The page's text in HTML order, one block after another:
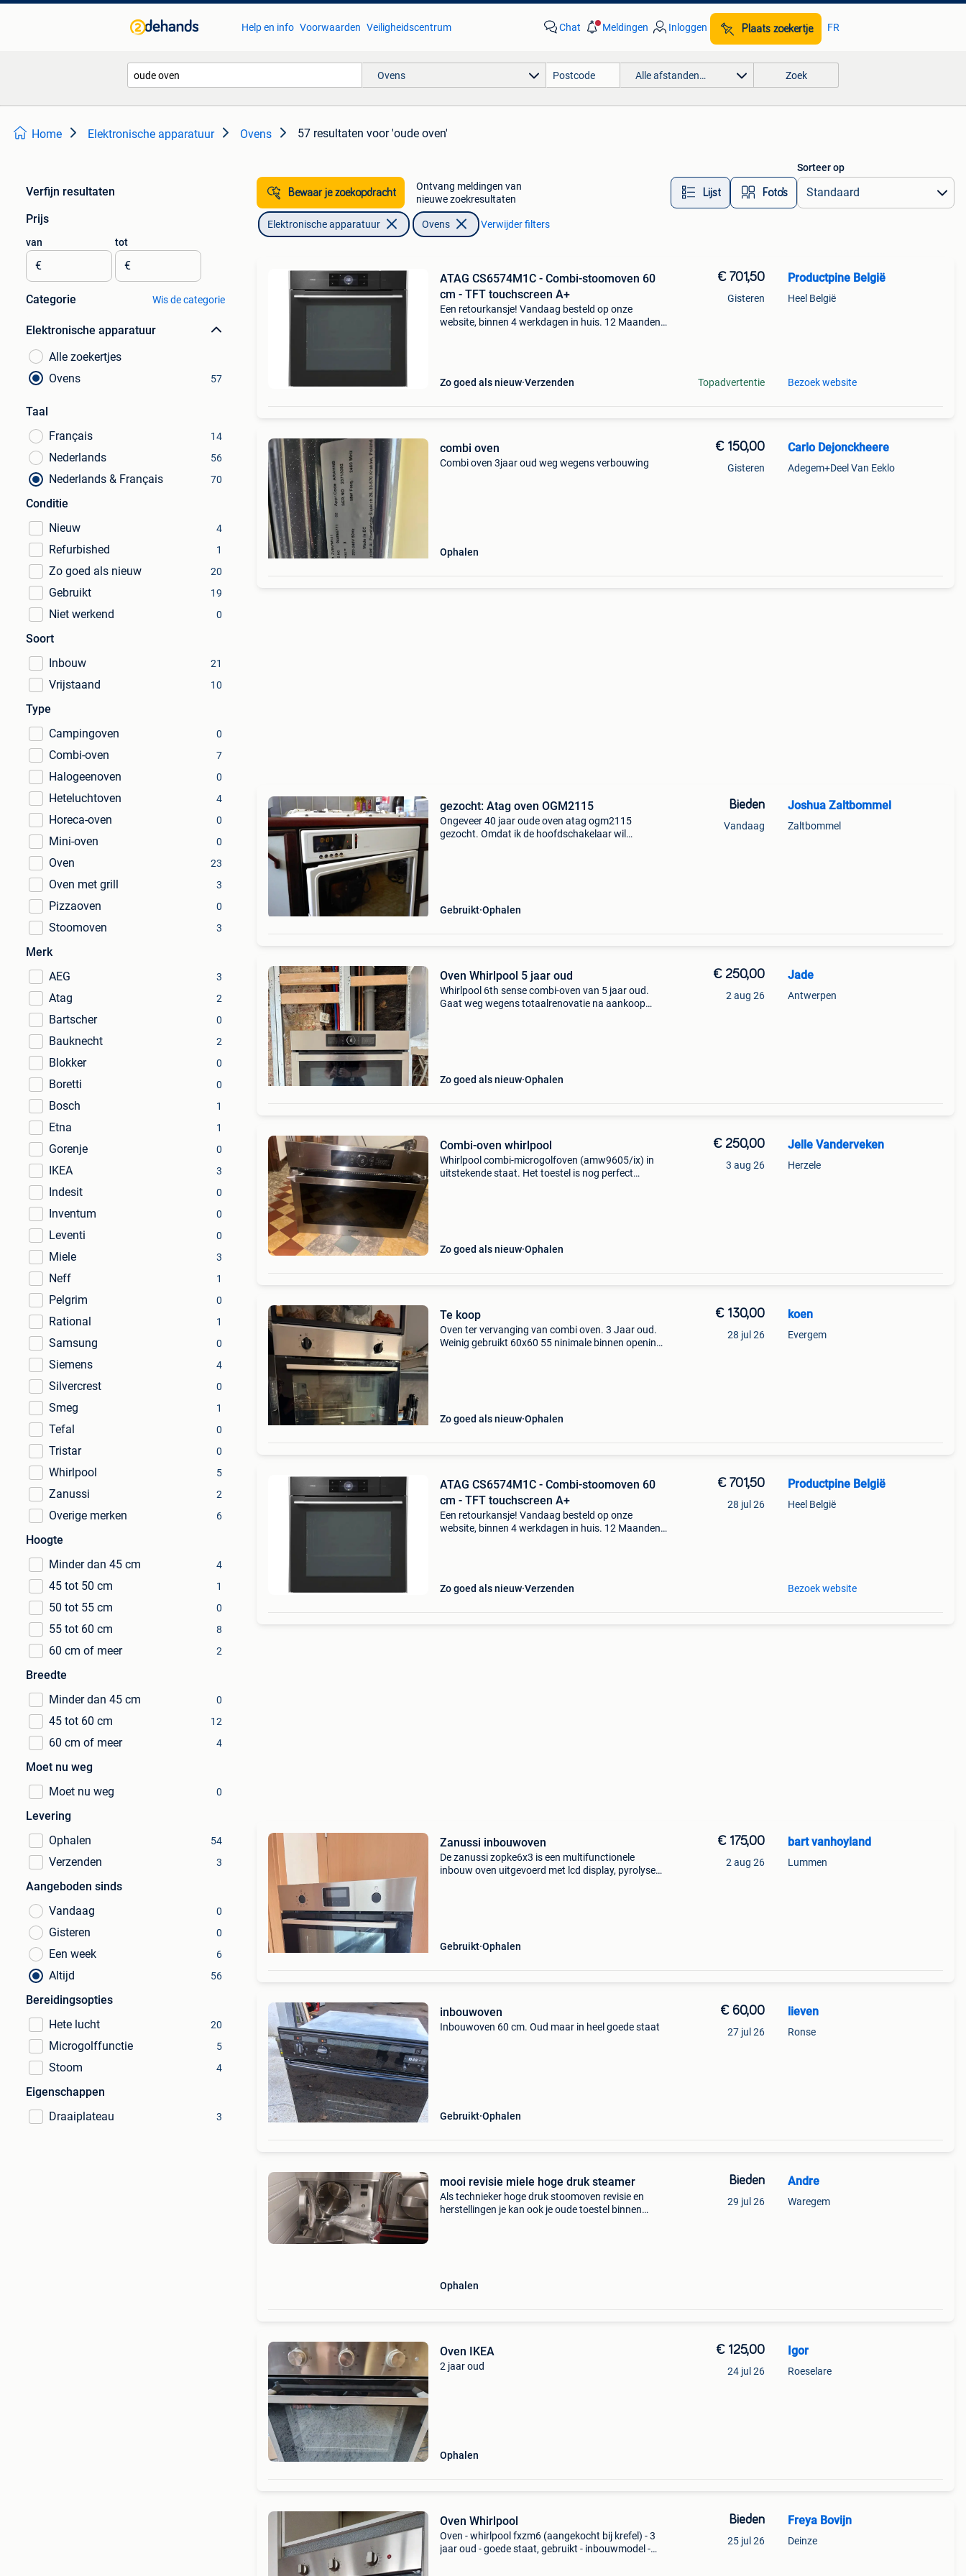
Help en info Voorwaarden Veiligheidscentrum Chat Meldingen Inloggen Plaats zoekertje FR
Ovens Alle afstanden… Zoek
Home Elektronische apparatuur Ovens 57 resultaten voor 'oude oven'
Verfijn resultaten
Prijs
van
€
tot
€
Categorie Wis de categorie
Elektronische apparatuur
Alle zoekertjes
Ovens
57
Taal
Français
14
Nederlands 56
Nederlands & Français 70
Conditie
Nieuw
4
Refurbished 1
Zo goed als nieuw 20
Gebruikt 19
Niet werkend 0
Soort
Inbouw
21
Vrijstaand 10
Type
Campingoven
0
Combi-oven 7
Halogeenoven 0
Heteluchtoven 4
Horeca-oven 0
Mini-oven 0
Oven 23
Oven met grill 3
Pizzaoven 0
Stoomoven 3
Merk
AEG
3
Atag 2
Bartscher 0
Bauknecht 2
Blokker 0
Boretti 0
Bosch 1
Etna 1
Gorenje 0
IKEA 3
Indesit 0
Inventum 0
Leventi 0
Miele 3
Neff 1
Pelgrim 0
Rational 1
Samsung 0
Siemens 4
Silvercrest 0
Smeg 1
Tefal 0
Tristar 0
Whirlpool 5
Zanussi 2
Overige merken 6
Hoogte
Minder dan 45 cm
4
45 tot 50 cm 1
50 tot 55 cm 0
55 tot 60 cm 8
60 cm of meer 2
Breedte
Minder dan 45 cm
0
45 tot 60 cm 12
60 cm of meer 4
Moet nu weg
Moet nu weg
0
Levering
Ophalen
54
Verzenden 3
Aangeboden sinds
Vandaag
0
Gisteren 0
Een week 6
Altijd 56
Bereidingsopties
Hete lucht
20
Microgolffunctie 5
Stoom 4
Eigenschappen
Draaiplateau
3
Bewaar je zoekopdracht
Ontvang meldingen van
nieuwe zoekresultaten
Lijst Foto’s
Sorteer op
Elektronische apparatuur Ovens Verwijder filters
ATAG CS6574M1C - Combi-stoomoven 60
cm - TFT touchscreen A+
Een retourkansje! Vandaag besteld op onze
website, binnen 4 werkdagen in huis. 12 Maanden
Zo goed als nieuw Verzenden
€ 701,50
Gisteren
Topadvertentie
Productpine België
Heel België
Bezoek website
combi oven
Combi oven 3jaar oud weg wegens verbouwing
Ophalen
€ 150,00
Gisteren
Carlo Dejonckheere
Adegem+Deel Van Eeklo
gezocht: Atag oven OGM2115
Ongeveer 40 jaar oude oven atag ogm2115
gezocht. Omdat ik de hoofdschakelaar wil
Gebruikt Ophalen
Bieden
Vandaag
Joshua Zaltbommel
Zaltbommel
Oven Whirlpool 5 jaar oud
Whirlpool 6th sense combi-oven van 5 jaar oud.
Gaat weg wegens totaalrenovatie na aankoop
Zo goed als nieuw Ophalen
€ 250,00
2 aug 26
Jade
Antwerpen
Combi-oven whirlpool
Whirlpool combi-microgolfoven (amw9605/ix) in
uitstekende staat. Het toestel is nog perfect
Zo goed als nieuw Ophalen
€ 250,00
3 aug 26
Jelle Vanderveken
Herzele
Te koop
Oven ter vervanging van combi oven. 3 Jaar oud.
Weinig gebruikt 60x60 55 ninimale binnen opening
Zo goed als nieuw Ophalen
€ 130,00
28 jul 26
koen
Evergem
ATAG CS6574M1C - Combi-stoomoven 60
cm - TFT touchscreen A+
Een retourkansje! Vandaag besteld op onze
website, binnen 4 werkdagen in huis. 12 Maanden
Zo goed als nieuw Verzenden
€ 701,50
28 jul 26
Productpine België
Heel België
Bezoek website
Zanussi inbouwoven
De zanussi zopke6x3 is een multifunctionele
inbouw oven uitgevoerd met lcd display, pyrolyse
Gebruikt Ophalen
€ 175,00
2 aug 26
bart vanhoyland
Lummen
inbouwoven
Inbouwoven 60 cm. Oud maar in heel goede staat
Gebruikt Ophalen
€ 60,00
27 jul 26
lieven
Ronse
mooi revisie miele hoge druk steamer
Als technieker hoge druk stoomoven revisie en
herstellingen je kan ook je oude toestel binnen
Ophalen
Bieden
29 jul 26
Andre
Waregem
Oven IKEA
2 jaar oud
Ophalen
€ 125,00
24 jul 26
Igor
Roeselare
Oven Whirlpool
Oven - whirlpool fxzm6 (aangekocht bij krefel) - 3
jaar oud - goede staat, gebruikt - inbouwmodel -
Bieden
25 jul 26
Freya Bovijn
Deinze